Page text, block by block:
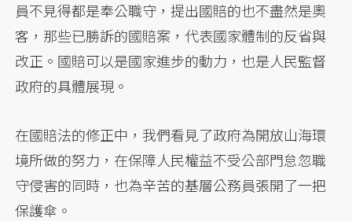
員不見得都是奉公職守，提出國賠的也不盡然是奧
客，那些已勝訴的國賠案，代表國家體制的反省與
改正。國賠可以是國家進步的動力，也是人民監督
政府的具體展現。
在國賠法的修正中，我們看見了政府為開放山海環
境所做的努力，在保障人民權益不受公部門怠忽職
守侵害的同時，也為辛苦的基層公務員張開了一把
保護傘。